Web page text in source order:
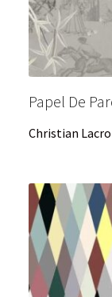
Papel De
Christian